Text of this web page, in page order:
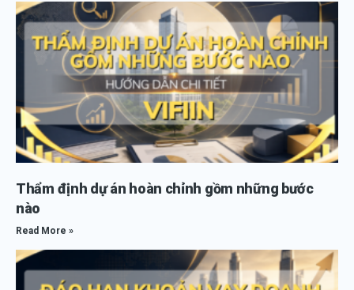
Thẩm định dự án hoàn chỉnh gồm những bước
nào
Read More »